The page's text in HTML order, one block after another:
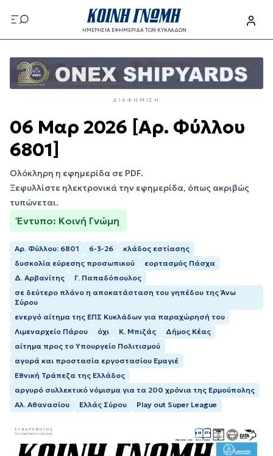
προς
το
περιεχόμενο
ΗΜΕΡΗΣΙΑ ΕΦΗΜΕΡΙΔΑ ΤΩΝ ΚΥΚΛΑΔΩΝ
προς
κυρίως
ΔΙΑΦΉΜΙΣΗ
06 Μαρ 2026 [Αρ. Φύλλου
6801]
Ολόκληρη η εφημερίδα σε PDF.
Ξεφυλλίστε ηλεκτρονικά την εφημερίδα, όπως ακριβώς
τυπώνεται.
Έντυπο: Κοινή Γνώμη
Αρ. Φύλλου: 6801 6-3-26
κλάδος εστίασης
δυσκολία εύρεσης προσωπικού
εορτασμός Πάσχα
Δ. Αρβανίτης
Γ. Παπαδόπουλος
σε δεύτερο πλάνο η αποκατάσταση του γηπέδου της Άνω
Σύρου
ενεργό αίτημα της ΕΠΣ Κυκλάδων για παραχώρησή του
Λιμεναρχείο Πάρου
όχι Κ. Μπιζάς
Δήμος Κέας
αίτημα προς το Υπουργείο Πολιτισμού
αγορά και προστασία εργοστασίου Εμαγιέ
Εθνική Τράπεζα της Ελλάδος
αργυρό συλλεκτικό νόμισμα για τα 200 χρόνια της Ερμούπολης
Αλ. Αθανασίου
Ελλάς Σύρου Play out Super League